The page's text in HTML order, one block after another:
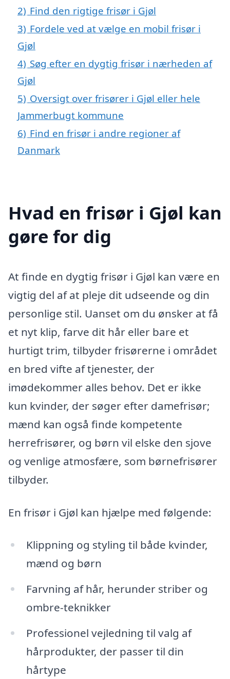
2) Find den rigtige frisør i Gjøl
3) Fordele ved at vælge en mobil frisør i
Gjøl
4) Søg efter en dygtig frisør i nærheden af
Gjøl
5) Oversigt over frisører i Gjøl eller hele
Jammerbugt kommune
6) Find en frisør i andre regioner af
Danmark
Hvad en frisør i Gjøl kan
gøre for dig
At finde en dygtig frisør i Gjøl kan være en
vigtig del af at pleje dit udseende og din
personlige stil. Uanset om du ønsker at få
et nyt klip, farve dit hår eller bare et
hurtigt trim, tilbyder frisørerne i området
en bred vifte af tjenester, der
imødekommer alles behov. Det er ikke
kun kvinder, der søger efter damefrisør;
mænd kan også finde kompetente
herrefrisører, og børn vil elske den sjove
og venlige atmosfære, som børnefrisører
tilbyder.
En frisør i Gjøl kan hjælpe med følgende:
Klippning og styling til både kvinder,
mænd og børn
Farvning af hår, herunder striber og
ombre-teknikker
Professionel vejledning til valg af
hårprodukter, der passer til din
hårtype